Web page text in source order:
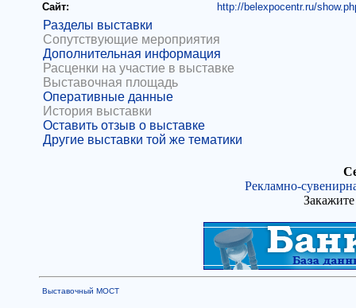
Сайт:
http://belexpocentr.ru/
Разделы выставки
Сопутствующие мероприятия
Дополнительная информация
Расценки на участие в выставке
Выставочная площадь
Оперативные данные
История выставки
Оставить отзыв о выставке
Другие выставки той же тематики
Рекламно-
Выставочный МОСТ